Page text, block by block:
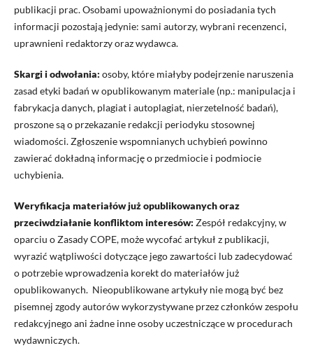
publikacji prac. Osobami upoważnionymi do posiadania tych
informacji pozostają jedynie: sami autorzy, wybrani recenzenci,
uprawnieni redaktorzy oraz wydawca.
Skargi i odwołania: osoby, które miałyby podejrzenie naruszenia
zasad etyki badań w opublikowanym materiale (np.: manipulacja i
fabrykacja danych, plagiat i autoplagiat, nierzetelność badań),
proszone są o przekazanie redakcji periodyku stosownej
wiadomości. Zgłoszenie wspomnianych uchybień powinno
zawierać dokładną informację o przedmiocie i podmiocie
uchybienia.
Weryfikacja materiałów już opublikowanych oraz
przeciwdziałanie konfliktom interesów: Zespół redakcyjny, w
oparciu o Zasady COPE, może wycofać artykuł z publikacji,
wyrazić wątpliwości dotyczące jego zawartości lub zadecydować
o potrzebie wprowadzenia korekt do materiałów już
opublikowanych. Nieopublikowane artykuły nie mogą być bez
pisemnej zgody autorów wykorzystywane przez członków zespołu
redakcyjnego ani żadne inne osoby uczestniczące w procedurach
wydawniczych.